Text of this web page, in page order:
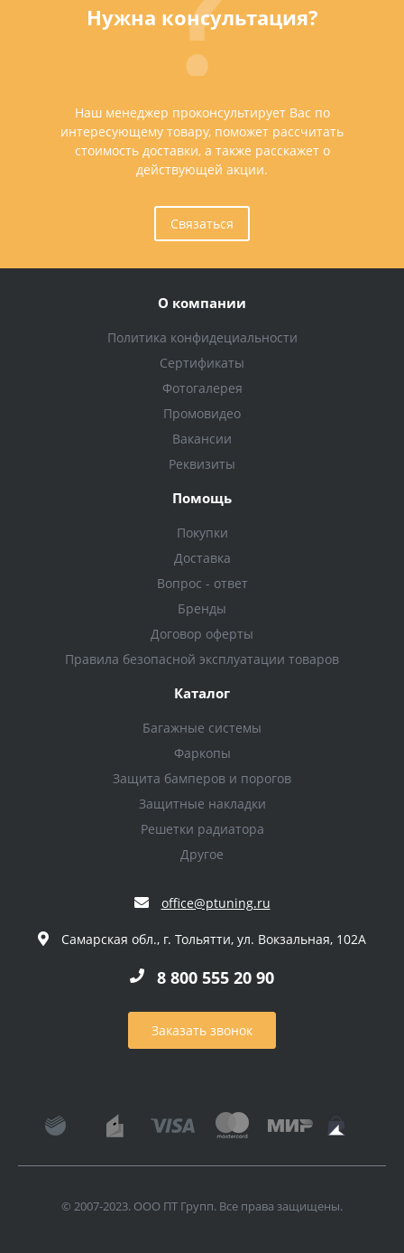
Нужна консультация?
Наш менеджер проконсультирует Вас по
интересующему товару, поможет рассчитать
стоимость доставки, а также расскажет о
действующей акции.
Связаться
О компании
Политика конфидециальности
Сертификаты
Фотогалерея
Промовидео
Вакансии
Реквизиты
Помощь
Покупки
Доставка
Вопрос - ответ
Бренды
Договор оферты
Правила безопасной эксплуатации товаров
Каталог
Багажные системы
Фаркопы
Защита бамперов и порогов
Защитные накладки
Решетки радиатора
Другое
office@ptuning.ru
Самарская обл., г. Тольятти, ул. Вокзальная, 102А
8 800 555 20 90
Заказать звонок
© 2007-2023. ООО ПТ Групп. Все права защищены.